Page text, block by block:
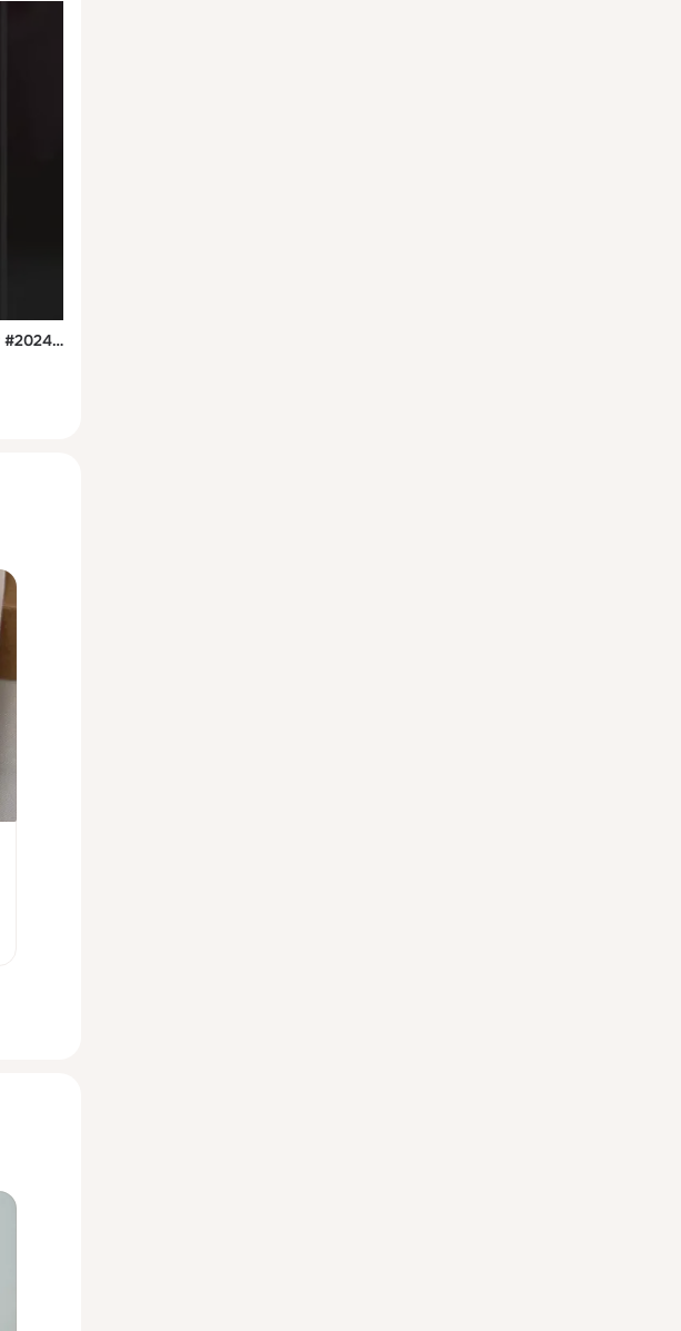
Новиночка в нашем ассортименте. кому интересно пишите #бант #2024 #украшения #самара #доставка #ozon